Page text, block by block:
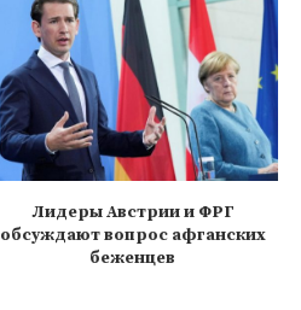
Лидеры Австрии и ФРГ
обсуждают вопрос афганских
беженцев